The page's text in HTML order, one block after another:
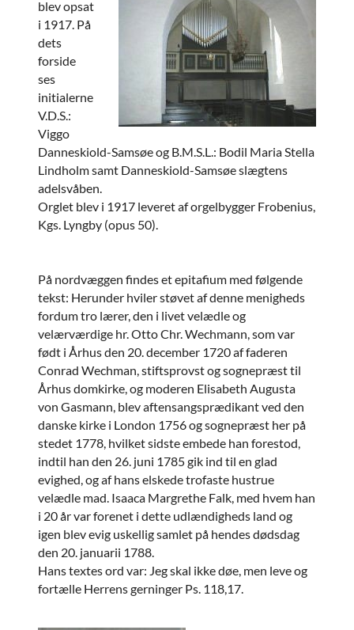
blev opsat
i 1917. På
dets
forside
ses
initialerne
V.D.S.:
Viggo
Danneskiold-Samsøe og B.M.S.L.: Bodil Maria Stella
Lindholm samt Danneskiold-Samsøe slægtens
adelsvåben.
Orglet blev i 1917 leveret af orgelbygger Frobenius,
Kgs. Lyngby (opus 50).
På nordvæggen findes et epitafium med følgende
tekst: Herunder hviler støvet af denne menigheds
fordum tro lærer, den i livet velædle og
velærværdige hr. Otto Chr. Wechmann, som var
født i Århus den 20. december 1720 af faderen
Conrad Wechman, stiftsprovst og sognepræst til
Århus domkirke, og moderen Elisabeth Augusta
von Gasmann, blev aftensangsprædikant ved den
danske kirke i London 1756 og sognepræst her på
stedet 1778, hvilket sidste embede han forestod,
indtil han den 26. juni 1785 gik ind til en glad
evighed, og af hans elskede trofaste hustrue
velædle mad. Isaaca Margrethe Falk, med hvem han
i 20 år var forenet i dette udlændigheds land og
igen blev evig uskellig samlet på hendes dødsdag
den 20. januarii 1788.
Hans textes ord var: Jeg skal ikke døe, men leve og
fortælle Herrens gerninger Ps. 118,17.